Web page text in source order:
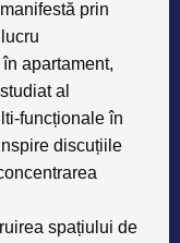
prin
apartament,
al
funcționale în
discuțiile
spațiului de